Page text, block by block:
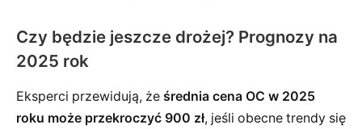
Czy będzie jeszcze drożej? Prognozy na
2025 rok
Eksperci przewidują, że średnia cena OC w 2025
roku może przekroczyć 900 zł, jeśli obecne trendy się